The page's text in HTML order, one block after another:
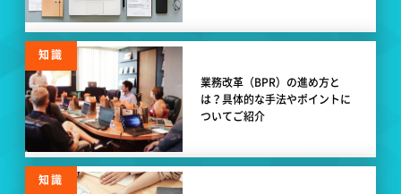
知識
業務改革（BPR）の進め方と
は？具体的な手法やポイントに
ついてご紹介
知識